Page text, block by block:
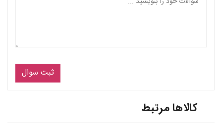
ثبت سوال
کالاها مرتبط